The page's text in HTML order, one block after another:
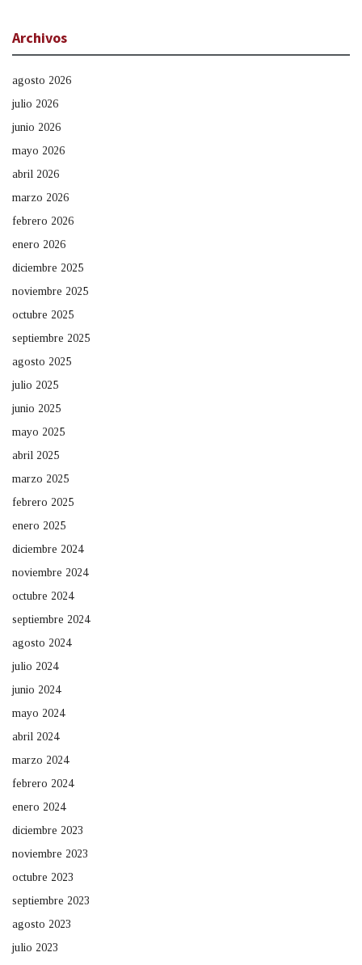
Archivos
agosto 2026
julio 2026
junio 2026
mayo 2026
abril 2026
marzo 2026
febrero 2026
enero 2026
diciembre 2025
noviembre 2025
octubre 2025
septiembre 2025
agosto 2025
julio 2025
junio 2025
mayo 2025
abril 2025
marzo 2025
febrero 2025
enero 2025
diciembre 2024
noviembre 2024
octubre 2024
septiembre 2024
agosto 2024
julio 2024
junio 2024
mayo 2024
abril 2024
marzo 2024
febrero 2024
enero 2024
diciembre 2023
noviembre 2023
octubre 2023
septiembre 2023
agosto 2023
julio 2023